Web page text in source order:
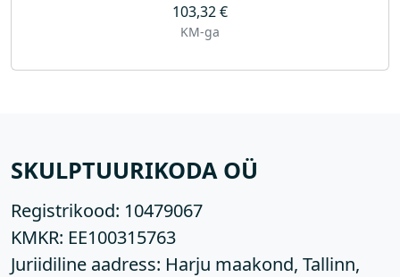
103,32€
KM-ga
SKULPTUURIKODA OÜ
Registrikood: 10479067
KMKR: EE100315763
Juriidiline aadress: Harju maakond, Tallinn,